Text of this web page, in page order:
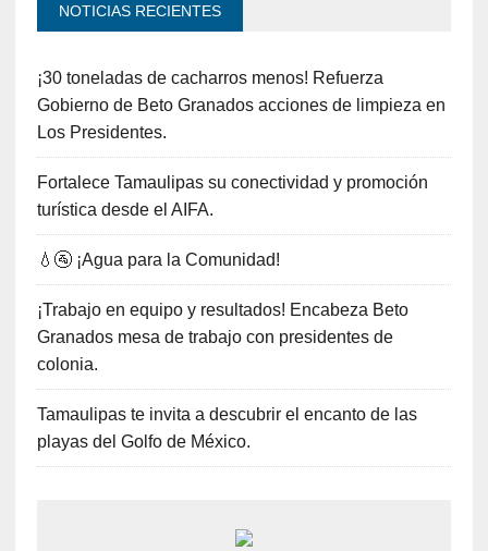
NOTICIAS RECIENTES
¡30 toneladas de cacharros menos! Refuerza
Gobierno de Beto Granados acciones de limpieza en
Los Presidentes.
Fortalece Tamaulipas su conectividad y promoción
turística desde el AIFA.
💧🚰 ¡Agua para la Comunidad!
¡Trabajo en equipo y resultados! Encabeza Beto
Granados mesa de trabajo con presidentes de
colonia.
Tamaulipas te invita a descubrir el encanto de las
playas del Golfo de México.